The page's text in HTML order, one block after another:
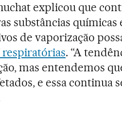
explicou que
substâncias químicas
de vaporização
respiratórias. “A
mas entendemos
e essa continua